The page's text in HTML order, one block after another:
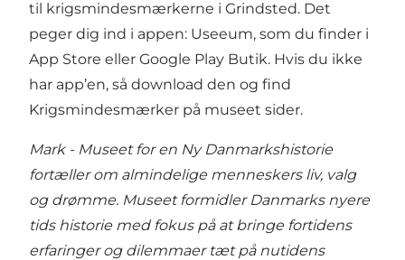
til krigsmindesmærkerne i Grindsted. Det
peger dig ind i appen: Useeum, som du finder i
App Store eller Google Play Butik. Hvis du ikke
har app’en, så download den og find
Krigsmindesmærker på museet sider.
Mark - Museet for en Ny Danmarkshistorie
fortæller om almindelige menneskers liv, valg
og drømme. Museet formidler Danmarks nyere
tids historie med fokus på at bringe fortidens
erfaringer og dilemmaer tæt på nutidens